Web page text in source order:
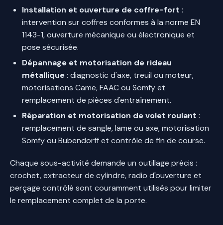
Installation et ouverture de coffre-fort :
intervention sur coffres conformes à la norme EN
1143-1, ouverture mécanique ou électronique et
pose sécurisée.
Dépannage et motorisation de rideau
métallique: diagnostic d'axe, treuil ou moteur,
motorisations Came, FAAC ou Somfy et
remplacement de pièces d'entraînement.
Réparation et motorisation de volet roulant :
remplacement de sangle, lame ou axe, motorisation
Somfy ou Bubendorff et contrôle de fin de course.
Chaque sous-activité demande un outillage précis :
crochet, extracteur de cylindre, radio d'ouverture et
perçage contrôlé sont couramment utilisés pour limiter
le remplacement complet de la porte.